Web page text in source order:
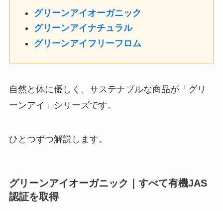
グリーンアイオーガニック
グリーンアイナチュラル
グリーンアイフリーフロム
自然と体に優しく、サステナブルな商品が「グリ
ーンアイ」シリーズです。
ひとつずつ解説します。
グリーンアイオーガニック｜すべて有機JAS
認証を取得